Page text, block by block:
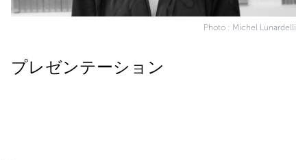
Photo : Michel Lunardelli
プレゼンテーション